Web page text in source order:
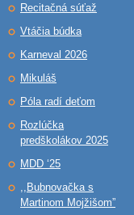
Recitačná súťaž
Vtáčia búdka
Karneval 2026
Mikuláš
Póla radí deťom
Rozlúčka
predškolákov 2025
MDD ‘25
,,Bubnovačka s
Martinom Mojžišom”